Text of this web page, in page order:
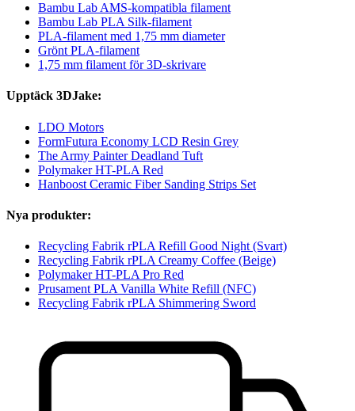
Bambu Lab AMS-kompatibla filament
Bambu Lab PLA Silk-filament
PLA-filament med 1,75 mm diameter
Grönt PLA-filament
1,75 mm filament för 3D-skrivare
Upptäck 3DJake:
LDO Motors
FormFutura Economy LCD Resin Grey
The Army Painter Deadland Tuft
Polymaker HT-PLA Red
Hanboost Ceramic Fiber Sanding Strips Set
Nya produkter:
Recycling Fabrik rPLA Refill Good Night (Svart)
Recycling Fabrik rPLA Creamy Coffee (Beige)
Polymaker HT-PLA Pro Red
Prusament PLA Vanilla White Refill (NFC)
Recycling Fabrik rPLA Shimmering Sword